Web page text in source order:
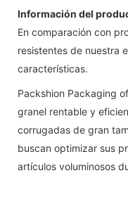
Información del
En comparación con
resistentes de nuestra
características.
Packshion Packaging
granel rentable y
corrugadas de gran
buscan optimizar sus
artículos voluminosos